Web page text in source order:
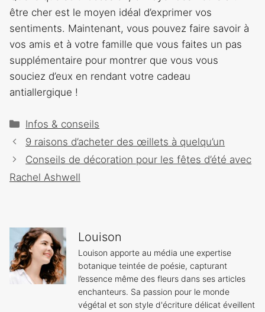
être cher est le moyen idéal d’exprimer vos
sentiments. Maintenant, vous pouvez faire savoir à
vos amis et à votre famille que vous faites un pas
supplémentaire pour montrer que vous vous
souciez d’eux en rendant votre cadeau
antiallergique !
Catégories
Infos & conseils
Navigation
des
9 raisons d’acheter des œillets à quelqu’un
Conseils de décoration pour les fêtes d’été avec
Rachel Ashwell
Louison
Louison apporte au média une expertise
botanique teintée de poésie, capturant
l’essence même des fleurs dans ses articles
enchanteurs. Sa passion pour le monde
végétal et son style d'écriture délicat éveillent